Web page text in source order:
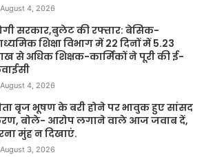
August 4, 2026
सरकार,बुलेट की रफ्तार: बेसिक-
शिक्षा विभाग में 22 दिनों में 5.23
से अधिक शिक्षक-कार्मिकों ने पूरी की ई-
August 4, 2026
बृज भूषण के बरी होने पर भावुक हुए सांसद
बोले- आरोप लगाने वाले आज जवाब दें,
मुंह न दिखाएं.
August 3, 2026